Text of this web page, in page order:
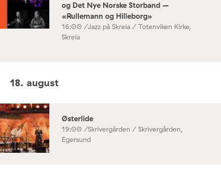
og Det Nye Norske Storband –
«Rullemann og Hilleborg»
16:00 /Jazz på Skreia / Totenviken Kirke,
Skreia
18. august
Østerlide
19:00 /Skrivergården / Skrivergården,
Egersund